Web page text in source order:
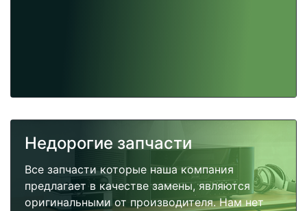
Недорогие запчасти
Все запчасти которые наша компания
предлагает в качестве замены, являются
оригинальными от производителя. Нам нет